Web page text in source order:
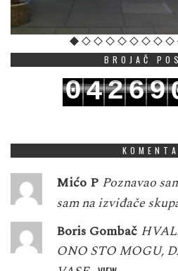
BROJAČ
04269
Mićo P Poznavao
sam na izviđače
Boris Gombač
ONO STO MOGU,